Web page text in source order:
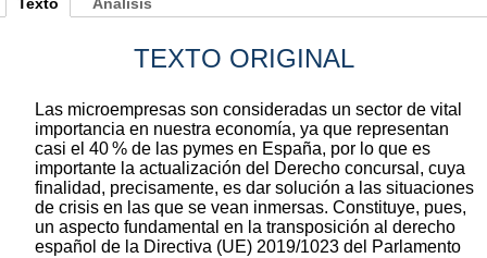
Texto
TEXTO ORIGINAL
Las microempresas son consideradas un sector de vital
importancia en nuestra economía, ya que representan
casi el 40 % de las pymes en España, por lo que es
importante la actualización del Derecho concursal, cuya
finalidad, precisamente, es dar solución a las situaciones
de crisis en las que se vean inmersas. Constituye, pues,
un aspecto fundamental en la transposición al derecho
español de la Directiva (UE) 2019/1023 del Parlamento
Análisis